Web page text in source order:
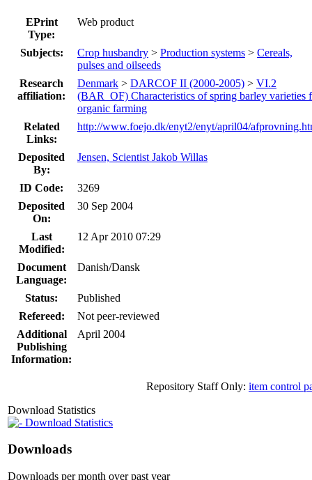
EPrint
Type:
Web product
Subjects: Crop husbandry > Production systems > Cereals,
pulses and oilseeds
Research
affiliation:
Denmark > DARCOF II (2000-2005) > VI.2
(BAR_OF) Characteristics of spring barley varieties
organic farming
Related
Links:
http://www.foejo.dk/enyt2/enyt/april04/
Deposited
By:
Jensen, Scientist Jakob Willas
ID Code:
3269
Deposited
On:
30 Sep 2004
Last
Modified:
12 Apr 2010 07:29
Document
Language:
Danish/Dansk
Status:
Published
Refereed:
Not peer-reviewed
Additional
Publishing
Information:
April 2004
Repository Staff Only: item control
Download Statistics
Download Statistics
Downloads
Downloads per month over past year